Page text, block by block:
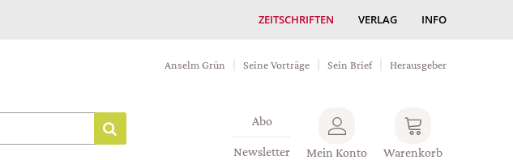
ZEITSCHRIFTEN VERLAG INFO
Anselm Grün Seine Vorträge Sein Brief Herausgeber
Abo
Newsletter Mein Konto Warenkorb